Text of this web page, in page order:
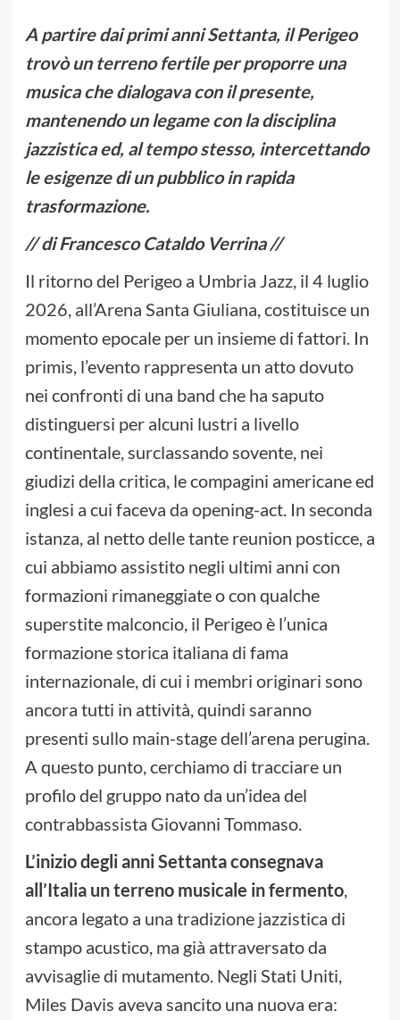
A partire dai primi anni Settanta, il Perigeo
trovò un terreno fertile per proporre una
musica che dialogava con il presente,
mantenendo un legame con la disciplina
jazzistica ed, al tempo stesso, intercettando
le esigenze di un pubblico in rapida
trasformazione.
// di Francesco Cataldo Verrina //
Il ritorno del Perigeo a Umbria Jazz, il 4 luglio
2026, all’Arena Santa Giuliana, costituisce un
momento epocale per un insieme di fattori. In
primis, l’evento rappresenta un atto dovuto
nei confronti di una band che ha saputo
distinguersi per alcuni lustri a livello
continentale, surclassando sovente, nei
giudizi della critica, le compagini americane ed
inglesi a cui faceva da opening-act. In seconda
istanza, al netto delle tante reunion posticce, a
cui abbiamo assistito negli ultimi anni con
formazioni rimaneggiate o con qualche
superstite malconcio, il Perigeo è l’unica
formazione storica italiana di fama
internazionale, di cui i membri originari sono
ancora tutti in attività, quindi saranno
presenti sullo main-stage dell’arena perugina.
A questo punto, cerchiamo di tracciare un
profilo del gruppo nato da un’idea del
contrabbassista Giovanni Tommaso.
L’inizio degli anni Settanta consegnava
all’Italia un terreno musicale in fermento,
ancora legato a una tradizione jazzistica di
stampo acustico, ma già attraversato da
avvisaglie di mutamento. Negli Stati Uniti,
Miles Davis aveva sancito una nuova era: